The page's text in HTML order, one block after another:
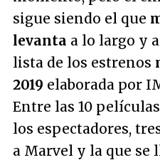
sigue siendo el que
levanta a lo largo y
lista de los estrenos
2019 elaborada por
Entre las 10
los espectadores,
a Marvel y la que se